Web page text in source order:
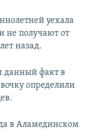
уехала
не получают от
назад.
данный факт в
определили
в Аламединском